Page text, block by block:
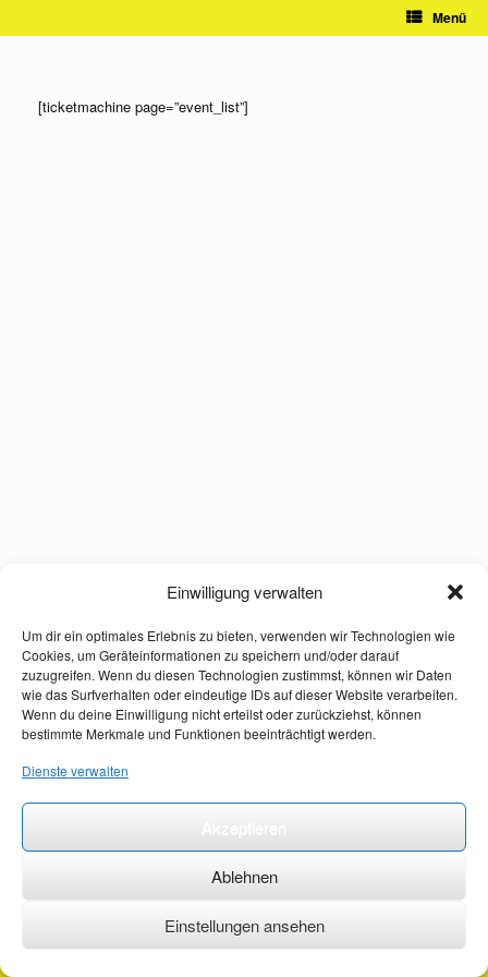
Einwilligung verwalten
Um dir ein optimales Erlebnis zu bieten, verwenden wir Technologien wie
Cookies, um Geräteinformationen zu speichern und/oder darauf
zuzugreifen. Wenn du diesen Technologien zustimmst, können wir Daten
wie das Surfverhalten oder eindeutige IDs auf dieser Website verarbeiten.
Wenn du deine Einwilligung nicht erteilst oder zurückziehst, können
bestimmte Merkmale und Funktionen beeinträchtigt werden.
Dienste verwalten
Ablehnen
Einstellungen ansehen
Menü
[ticketmachine page=”event_list”]
©2026 ·erstehilfekurs-mauch.de ·AGB ·Datenschutzerklärung ·Impressum ·